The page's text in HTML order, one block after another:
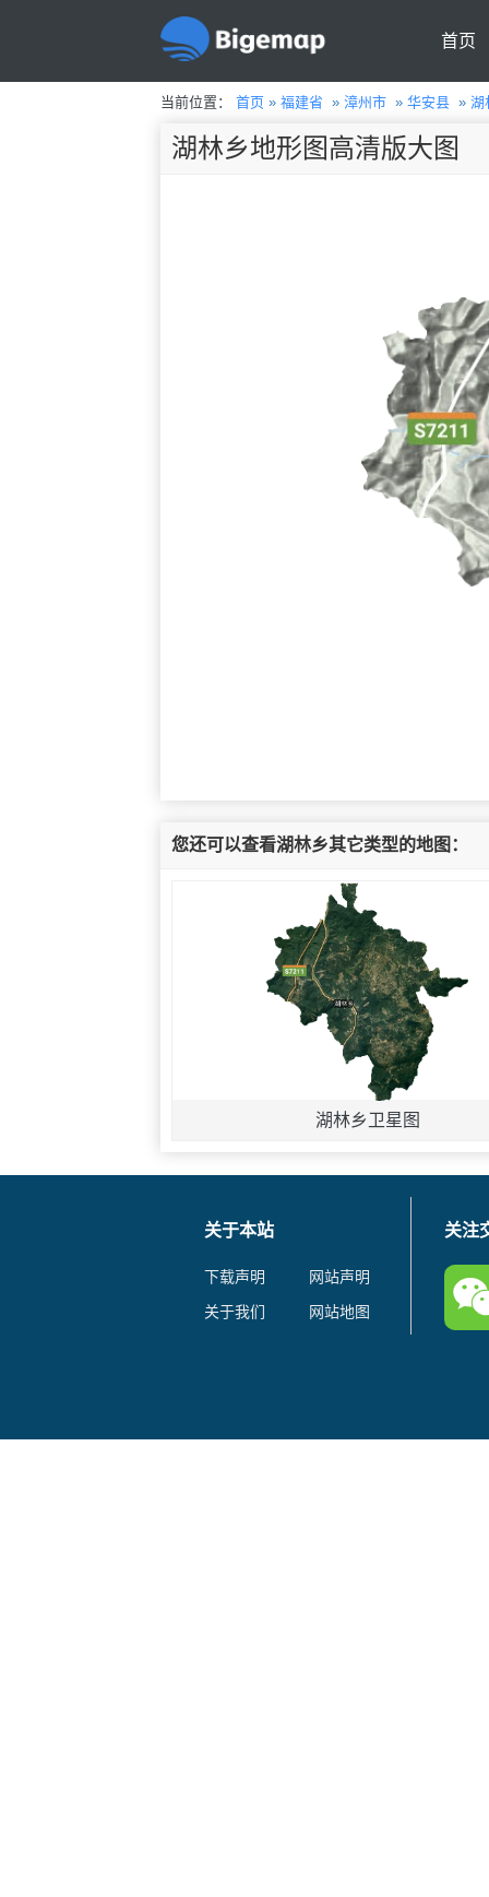
首页
当前位置： 首页» 福建省 » 漳州市» 华安县» 湖
湖林乡地形图高清版大图
您还可以查看湖林乡其它类型的地图：
湖林乡卫星图
关于本站
下载声明
网站声明
关于我们
网站地图
关注